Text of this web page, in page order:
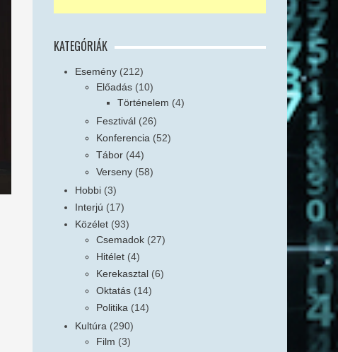
KATEGÓRIÁK
Esemény (212)
Előadás (10)
Történelem (4)
Fesztivál (26)
Konferencia (52)
Tábor (44)
Verseny (58)
Hobbi (3)
Interjú (17)
Közélet (93)
Csemadok (27)
Hitélet (4)
Kerekasztal (6)
Oktatás (14)
Politika (14)
Kultúra (290)
Film (3)